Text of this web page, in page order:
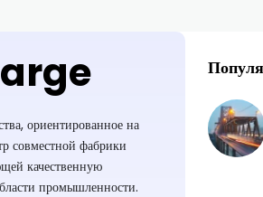
ориентированное на
совместной фабрики
качественную
промышленности.